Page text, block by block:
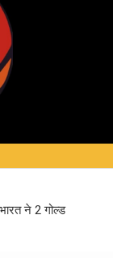
ने 2 गोल्ड